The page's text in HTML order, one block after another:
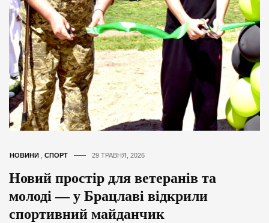
НОВИНИ СПОРТ 29 ТРАВНЯ, 2026
Новий простір для ветеранів та
молоді — у Брацлаві відкрили
спортивний майданчик